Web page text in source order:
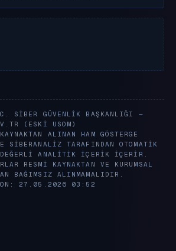
SIBER GÜVENLIK BAŞKANLIĞI —
(ESKI USOM)
ALINAN HAM GÖSTERGE
SIBERANALIZ TARAFINDAN OTOMATIK
ANALITIK IÇERIK IÇERIR.
RESMI KAYNAKTAN VE KURUMSAL
BAĞIMSIZ ALINMAMALIDIR.
27.05.2026 03:52